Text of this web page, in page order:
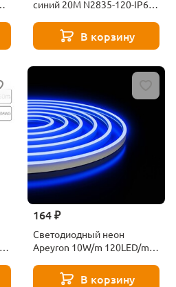
синий 20M N2835-120-IP67-
В корзину
164 ₽
Светодиодный неон
Apeyron 10W/m 120LED/m
В корзину